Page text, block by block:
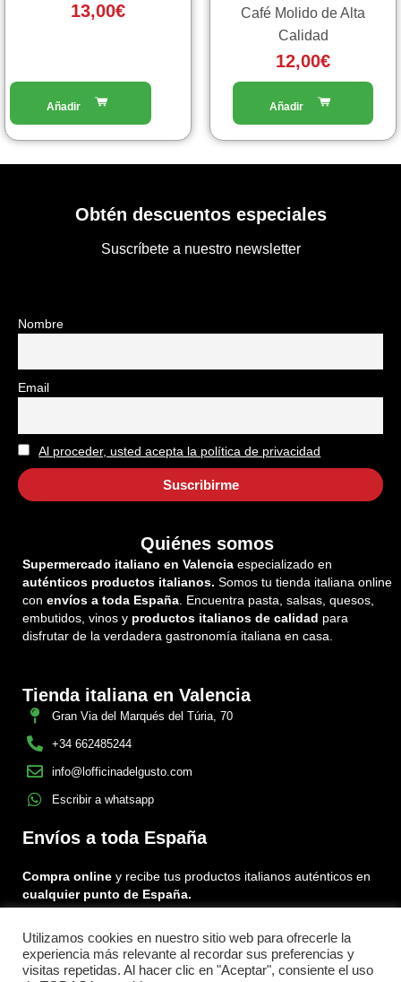
13,00€
Café Molido de Alta
Calidad
12,00€
Obtén descuentos especiales
Suscríbete a nuestro newsletter
Nombre
Email
Al proceder, usted acepta la política de privacidad
Quiénes somos
Supermercado italiano en Valencia especializado en
auténticos productos italianos. Somos tu tienda italiana online
con envíos a toda España . Encuentra pasta, salsas, quesos,
embutidos, vinos y productos italianos de calidad para
disfrutar de la verdadera gastronomía italiana en casa.
Tienda italiana en Valencia
Gran Via del Marqués del Túria, 70
+34 662485244
info@lofficinadelgusto.com
Escribir a whatsapp
Envíos a toda España
Compra online y recibe tus productos italianos auténticos en
cualquier punto de España.
Encuéntranos en:
FacebookInstagram
Tiktok
Utilizamos cookies en nuestro sitio web para ofrecerle la
experiencia más relevante al recordar sus preferencias y
visitas repetidas. Al hacer clic en "Aceptar", consiente el uso